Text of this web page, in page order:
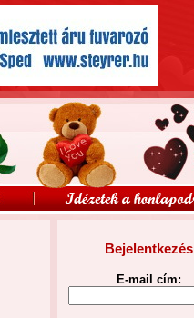
Bejelentkezés
E-mail cím: